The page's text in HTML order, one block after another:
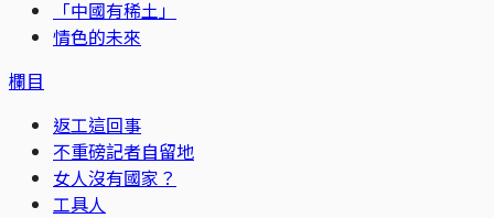
「中國有稀土」
情色的未來
欄目
返工這回事
不重磅記者自留地
女人沒有國家？
工具人